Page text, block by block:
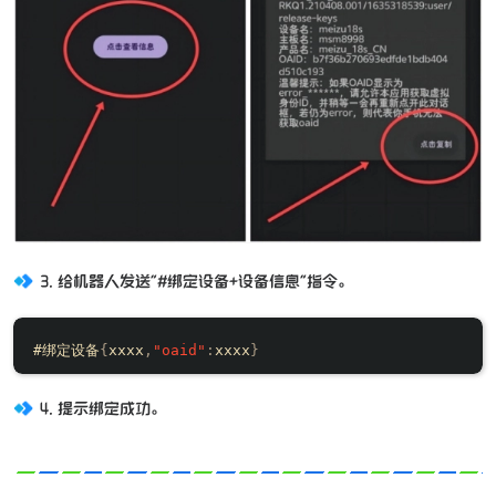
3. 给机器人发送"#绑定设备+设备信息"指令。
#绑定设备{ xxxx , "oaid" : xxxx }
4. 提示绑定成功。